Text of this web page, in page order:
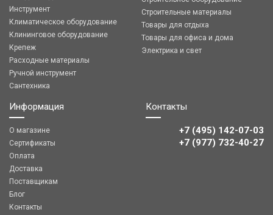
Инструмент
Климатическое оборудование
Клининговое оборудование
Крепеж
Расходные материалы
Ручной инструмент
Сантехника
Строительные материалы
Товары для отдыха
Товары для офиса и дома
Электрика и свет
Информация
О магазине
Сертификаты
Оплата
Доставка
Поставщикам
Блог
Контакты
Контакты
+7 (495) 142-07-03
‎‎+7 (977) 732-40-27